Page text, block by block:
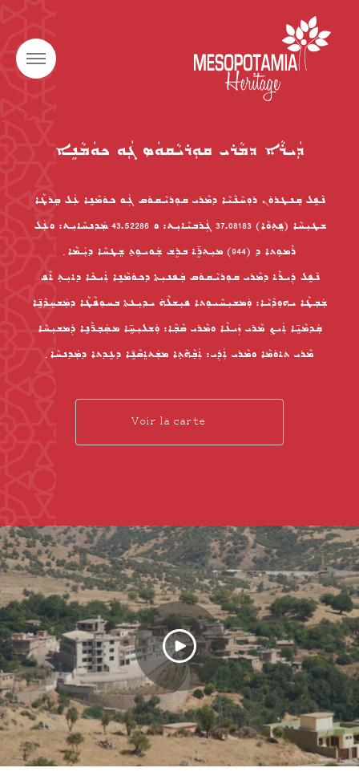
ܕܲܝܪܵܐ ܕܡܵܪܝ ܩܘܼܪܝܵܩܘܿܣ ܓܲܘ ܟܘܿܡܵܢܹܐ
ܢܵܦܹܠ ܩܸܢܛܪܘܿܢ ܪܘܼܚܵܢܵܝܵܐ ܕܡܵܪܝ ܩܘܼܪܝܵܩܘܿܣ ܓܲܘ ܟܘܿܡܵܢܹܐ ܥܲܠ ܣܸܪܛܵܐ
ܫܛܝܼܚܵܐ (ܦܸܬ݂ܘܵܐ) 37.08183 ܓܲܪܒܝܵܐܝܼܬ: ܘ 43.52286 ܡܲܕܢܚܵܐܝܼܬ: ܘܥܲܠ
ܪܵܡܘܼܬܐ ܕ (944) ܡܝܼܬܪܹ̈ܐ ܒܪܹܫ ܫܲܘܝܘܼܬ݂ ܫܸܛܚܵܐ ܕܝܲܡܵܐ ݂
ܢܵܦܹܠ ܕܲܝܪܵܐ ܕܡܵܪܝ ܩܘܼܪܝܵܩܘܿܣ ܒܲܦܢܝܼܬܐ ܕܟܘܿܡܵܢܹܐ ܐܲܝܟܵܐ ܕܐܝܼܬ݂ ܐܵܦ
ܫܲܒ݂ܛܵܐ ܝܗܘܼܕܵܝܵܐ: ܘܲܡܫܝܼܚܵܝܘܼܬܐ ܦܝܼܫܠܵܗ̇ ܝܕܝܼܥܬܐ ܒܚܘܼܦܵܛܵܐ ܕܡܲܫܚܸܕܵܢܹ̈ܐ
ܩܲܕܡܵܝܹ̈ܐ ܐܲܝܟ݂ ܡܵܪܝ ܙܲܝܥܵܐ ܘܡܵܪܝ ܣܵܒ݂ܵܐ: ܘܲܫܠܝܼܚܹ̈ܐ ܡܣܲܒ݂ܪ̈ܵܢܹܐ ܕܲܡܫܝܼܚܵܐ
ܡܵܪܝ ܬܐܘܿܡܵܐ ܘܡܵܪܝ ܐܲܕܲܝ: ܐܲܒ݂ܵܗܵܬ݂ܐ ܡܫܲܬܐܸܣܵܢܹ̈ܐ ܕܥܹܕܬܐ ܕܡܲܕܢܚܵܐ ݂
Voir la carte